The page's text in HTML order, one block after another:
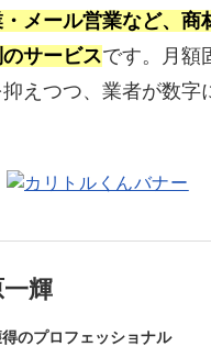
インターン
正社員
カスタマーサクセス
募集要項一覧
メール営業など、商
サービスです。月額
えつつ、業者が数字
輝
のプロフェッショナル